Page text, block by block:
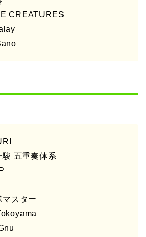
CREATURES
五重奏体系
スター